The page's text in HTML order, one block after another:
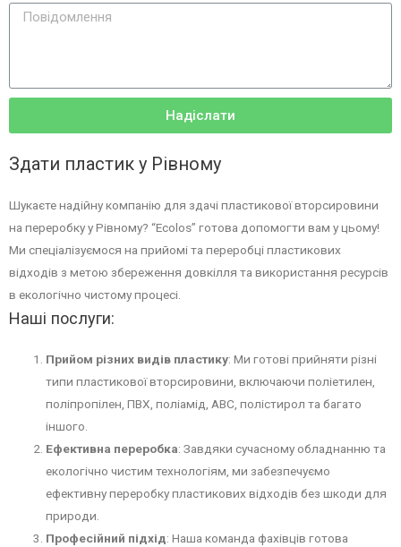
Надіслати
Здати пластик у Рівному
Шукаєте надійну компанію для здачі пластикової вторсировини
на переробку у Рівному? “Ecolos” готова допомогти вам у цьому!
Ми спеціалізуємося на прийомі та переробці пластикових
відходів з метою збереження довкілля та використання ресурсів
в екологічно чистому процесі.
Наші послуги:
Прийом різних видів пластику: Ми готові прийняти різні
типи пластикової вторсировини, включаючи поліетилен,
поліпропілен, ПВХ, поліамід, АВС, полістирол та багато
іншого.
Ефективна переробка: Завдяки сучасному обладнанню та
екологічно чистим технологіям, ми забезпечуємо
ефективну переробку пластикових відходів без шкоди для
природи.
Професійний підхід: Наша команда фахівців готова